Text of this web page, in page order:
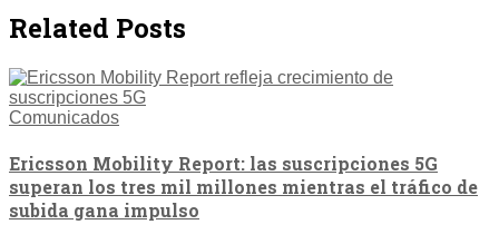
Related Posts
Comunicados
Ericsson Mobility Report: las suscripciones 5G
superan los tres mil millones mientras el tráfico de
subida gana impulso